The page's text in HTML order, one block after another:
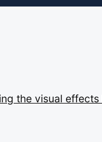
the visual effects